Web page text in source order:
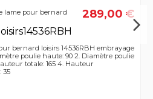
lame pour bernard
289,00 €
bernard loisirs 14536RBH embrayage
poulie haute: 90 2. Diamètre poulie
totale: 165 4. Hauteur
35